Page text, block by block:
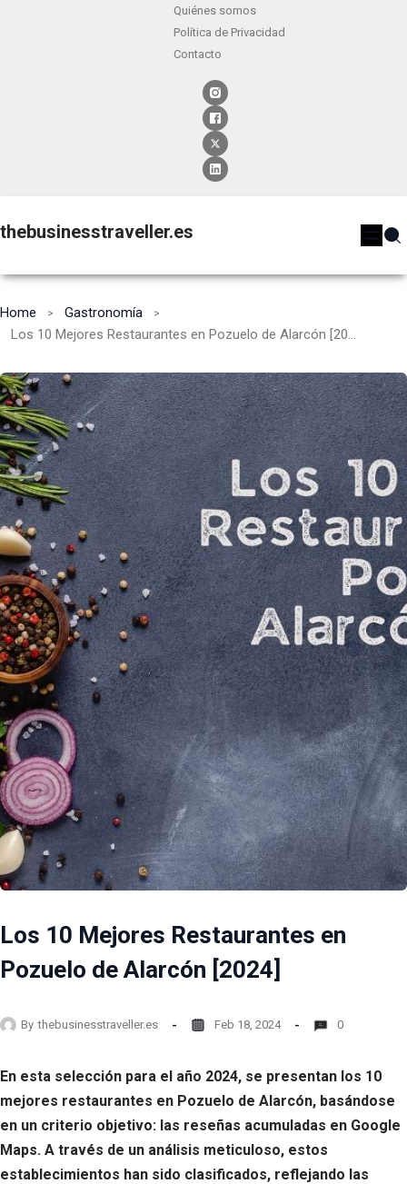
Quiénes somos
Política de Privacidad
Contacto
thebusinesstraveller.es
Home
Gastronomía
Los 10 Mejores Restaurantes en Pozuelo de Alarcón [2024]
Los 10 Mejores Restaurantes en
Pozuelo de Alarcón [2024]
By thebusinesstraveller.es Feb 18, 2024 0
En esta selección para el año 2024, se presentan los 10
mejores restaurantes en Pozuelo de Alarcón, basándose
en un criterio objetivo: las reseñas acumuladas en Google
Maps. A través de un análisis meticuloso, estos
establecimientos han sido clasificados, reflejando las